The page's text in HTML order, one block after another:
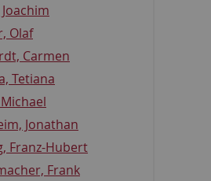
Olaf
Carmen
Tetiana
Jonathan
Franz-Hubert
Frank